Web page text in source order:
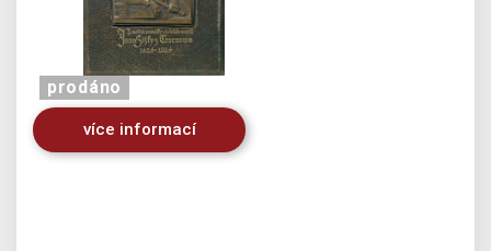
prodáno
více informací